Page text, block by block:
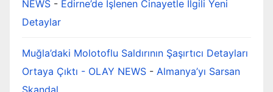
NEWS - Edirne’de İşlenen Cinayetle İlgili Yeni
Detaylar
Muğla’daki Molotoflu Saldırının Şaşırtıcı Detayları
Ortaya Çıktı - OLAY NEWS - Almanya’yı Sarsan